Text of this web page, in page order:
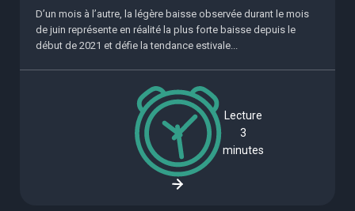
D’un mois à l’autre, la légère baisse observée durant le mois
de juin représente en réalité la plus forte baisse depuis le
début de 2021 et défie la tendance estivale...
Lecture
3
minutes